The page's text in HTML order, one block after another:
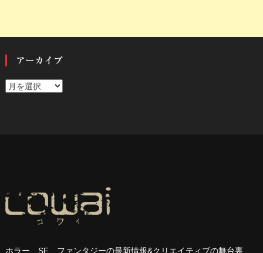
アーカイブ
ア
ホラー、SF 、ファンタジーの最新情報&クリエイティブの舞台裏